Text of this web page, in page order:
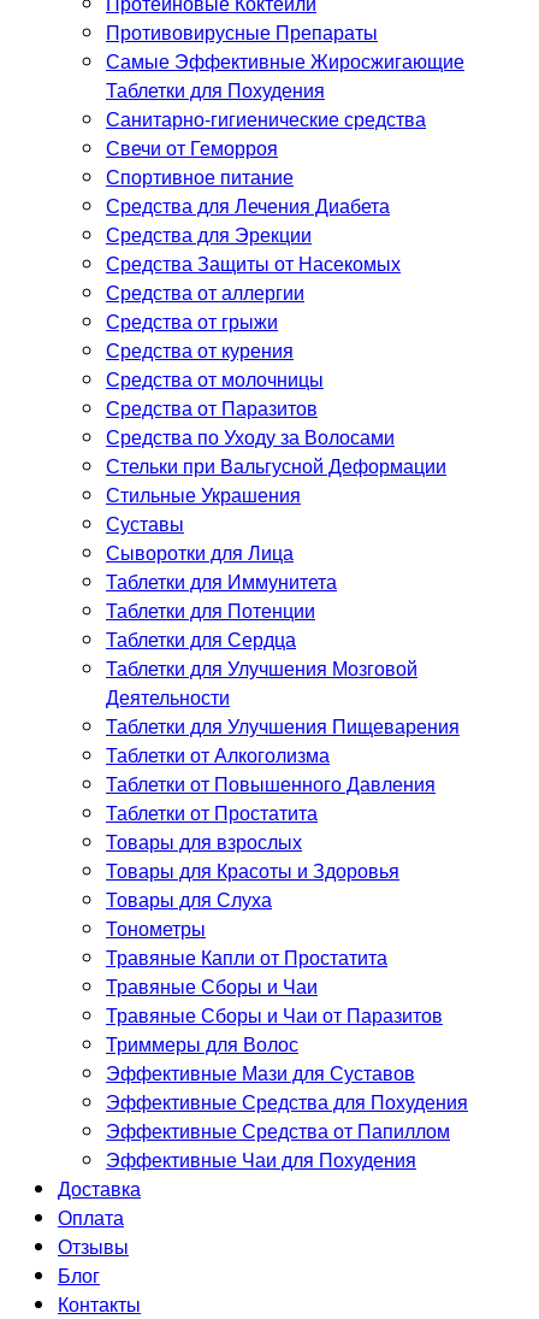
Противовирусные Препараты
Самые Эффективные Жиросжигающие
Таблетки для Похудения
Санитарно-гигиенические средства
Свечи от Геморроя
Спортивное питание
Средства для Лечения Диабета
Средства для Эрекции
Средства Защиты от Насекомых
Средства от аллергии
Средства от грыжи
Средства от курения
Средства от молочницы
Средства от Паразитов
Средства по Уходу за Волосами
Стельки при Вальгусной Деформации
Стильные Украшения
Суставы
Сыворотки для Лица
Таблетки для Иммунитета
Таблетки для Потенции
Таблетки для Сердца
Таблетки для Улучшения Мозговой
Деятельности
Таблетки для Улучшения Пищеварения
Таблетки от Алкоголизма
Таблетки от Повышенного Давления
Таблетки от Простатита
Товары для взрослых
Товары для Красоты и Здоровья
Товары для Слуха
Тонометры
Травяные Капли от Простатита
Травяные Сборы и Чаи
Травяные Сборы и Чаи от Паразитов
Триммеры для Волос
Эффективные Мази для Суставов
Эффективные Средства для Похудения
Эффективные Средства от Папиллом
Эффективные Чаи для Похудения
Доставка
Оплата
Отзывы
Блог
Контакты